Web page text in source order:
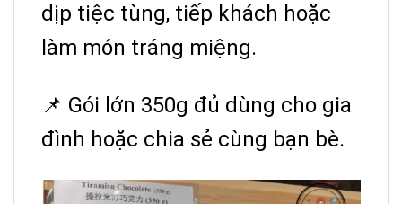
dịp tiệc tùng, tiếp khách hoặc
làm món tráng miệng.
📌 Gói lớn 350g đủ dùng cho gia
đình hoặc chia sẻ cùng bạn bè.